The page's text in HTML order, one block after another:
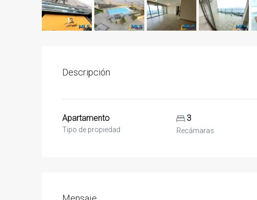
Descripción
Apartamento
Tipo de propiedad
3
Recámaras